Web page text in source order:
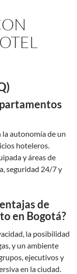
autonomía de un
hoteleros.
y áreas de
seguridad 24/7 y
de
en Bogotá?
la posibilidad
y un ambiente
ejecutivos y
en la ciudad.